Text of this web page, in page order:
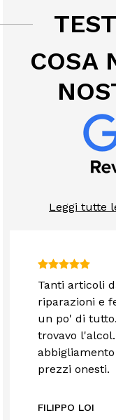
COSA
Leggi tutte
Tanti articoli
riparazioni e
un po' di
trovavo
prezzi onesti.
FILIPPO LOI